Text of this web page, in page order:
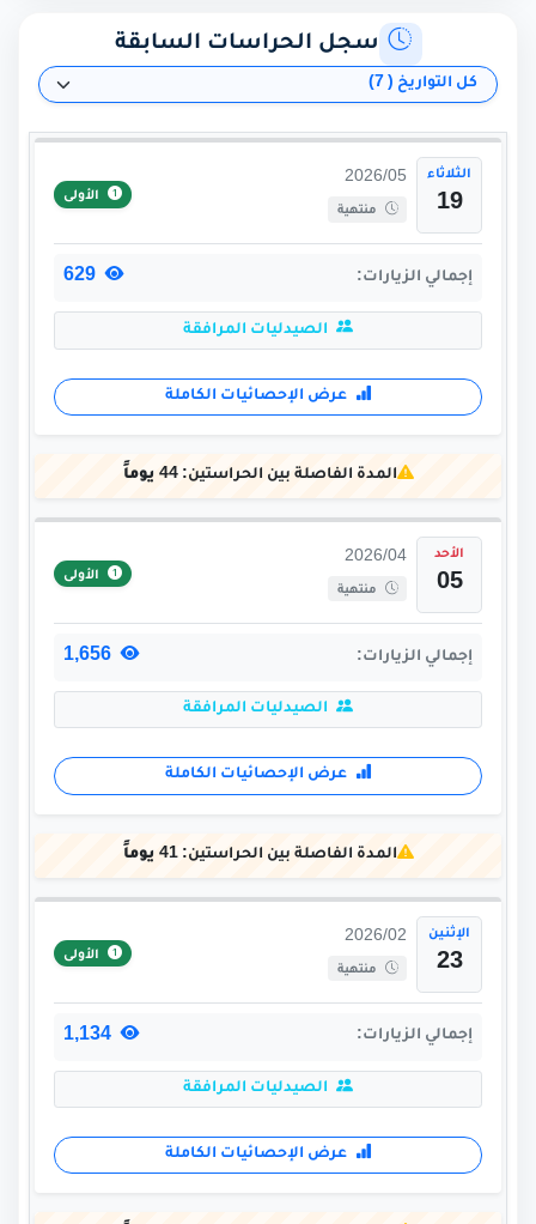
سجل الحراسات السابقة
الثلاثاء
19
2026/05
منتهية
الأولى
إجمالي الزيارات:
الصيدليات المرافقة
عرض الإحصائيات الكاملة
المدة الفاصلة بين الحراستين:44 يوماً
الأحد
05
2026/04
منتهية
الأولى
إجمالي الزيارات:
الصيدليات المرافقة
عرض الإحصائيات الكاملة
المدة الفاصلة بين الحراستين:41 يوماً
الإثنين
23
2026/02
منتهية
الأولى
إجمالي الزيارات:
الصيدليات المرافقة
عرض الإحصائيات الكاملة